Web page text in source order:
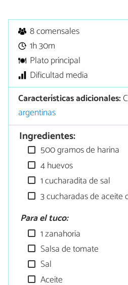
8 comensales
1h 30m
Plato principal
Dificultad media
Características adicionales:
argentinas
Ingredientes:
500 gramos de harina
4 huevos
1 cucharadita de sal
3 cucharadas de aceite
Para el tuco:
1 zanahoria
Salsa de tomate
Sal
Aceite